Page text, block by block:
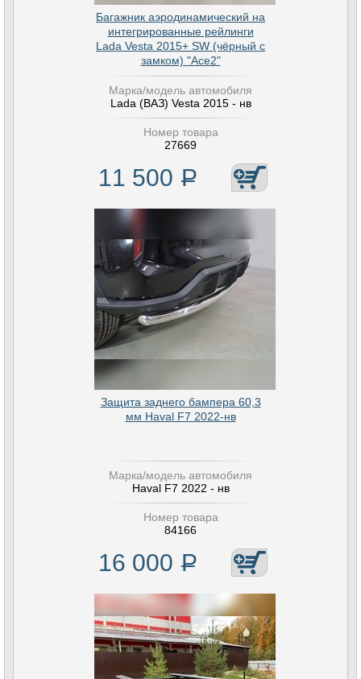
Багажник аэродинамический на
интегрированные рейлинги
Lada Vesta 2015+ SW (чёрный с
замком) "Ace2"
Марка/модель автомобиля
Lada (ВАЗ) Vesta 2015 - нв
Номер товара
27669
11 500 Р
Защита заднего бампера 60,3
мм Haval F7 2022-нв
Марка/модель автомобиля
Haval F7 2022 - нв
Номер товара
84166
16 000 Р